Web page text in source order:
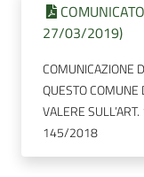
27/03/2019)
COMUNICAZIONE
QUESTO
VALERE
145/2018